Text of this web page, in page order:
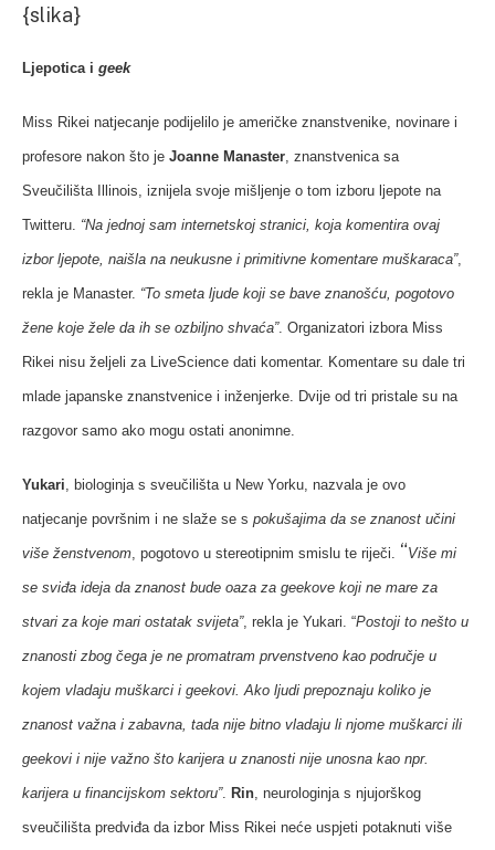
{slika}
Ljepotica i geek
Miss Rikei natjecanje podijelilo je američke znanstvenike, novinare i
profesore nakon što je Joanne Manaster, znanstvenica sa
Sveučilišta Illinois, iznijela svoje mišljenje o tom izboru ljepote na
Twitteru. “Na jednoj sam internetskoj stranici, koja komentira ovaj
izbor ljepote, naišla na neukusne i primitivne komentare muškaraca”,
rekla je Manaster. “To smeta ljude koji se bave znanošću, pogotovo
žene koje žele da ih se ozbiljno shvaća”. Organizatori izbora Miss
Rikei nisu željeli za LiveScience dati komentar. Komentare su dale tri
mlade japanske znanstvenice i inženjerke. Dvije od tri pristale su na
razgovor samo ako mogu ostati anonimne.
Yukari, biologinja s sveučilišta u New Yorku, nazvala je ovo
natjecanje površnim i ne slaže se s pokušajima da se znanost učini
više ženstvenom, pogotovo u stereotipnim smislu te riječi. “Više mi
se sviđa ideja da znanost bude oaza za geekove koji ne mare za
stvari za koje mari ostatak svijeta”, rekla je Yukari. “Postoji to nešto u
znanosti zbog čega je ne promatram prvenstveno kao područje u
kojem vladaju muškarci i geekovi. Ako ljudi prepoznaju koliko je
znanost važna i zabavna, tada nije bitno vladaju li njome muškarci ili
geekovi i nije važno što karijera u znanosti nije unosna kao npr.
karijera u financijskom sektoru”. Rin, neurologinja s njujorškog
sveučilišta predviđa da izbor Miss Rikei neće uspjeti potaknuti više